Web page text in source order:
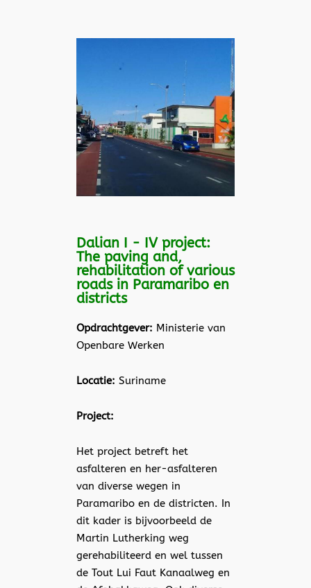
Dalian I - IV project:
The paving and,
rehabilitation of various
roads in Paramaribo en
districts
Opdrachtgever: Ministerie van
Openbare Werken
Locatie: Suriname
Project:
Het project betreft het
asfalteren en her-asfalteren
van diverse wegen in
Paramaribo en de districten. In
dit kader is bijvoorbeeld de
Martin Lutherking weg
gerehabiliteerd en wel tussen
de Tout Lui Faut Kanaalweg en